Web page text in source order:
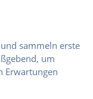
sammeln erste
um
Erwartungen